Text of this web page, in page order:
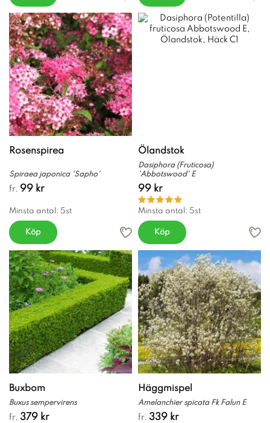
Rosenspirea
Spiraea japonica 'Sapho'
fr. 99 kr
Minsta antal: 5st
Köp
Ölandstok
Dasiphora (Fruticosa)
'Abbotswood' E
99 kr
Minsta antal: 5st
Köp
Buxbom
Buxus sempervirens
fr. 379 kr
Häggmispel
Amelanchier spicata Fk Falun E
fr. 339 kr